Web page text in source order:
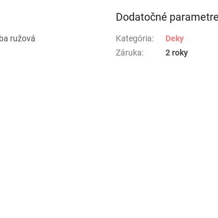
ružová
Dodatočné parametre
Kategória:
Deky
Záruka: 2 roky